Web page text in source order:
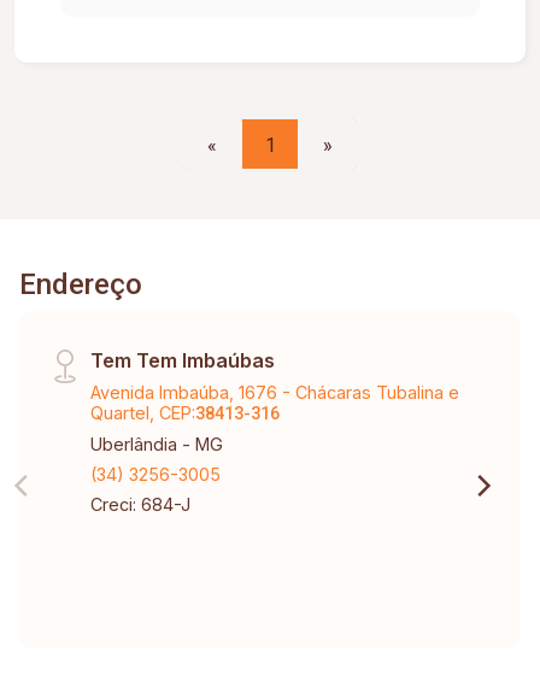
« 1 »
Endereço
Tem Tem Imbaúbas
Avenida Imbaúba, 1676 - Chácaras Tubalina e
Quartel, CEP:38413-316
Uberlândia - MG
(34) 3256-3005
Creci: 684-J